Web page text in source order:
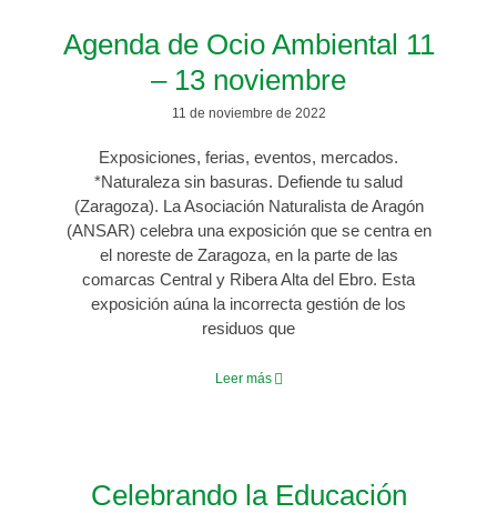
Agenda de Ocio Ambiental 11
– 13 noviembre
11 de noviembre de 2022
Exposiciones, ferias, eventos, mercados.
*Naturaleza sin basuras. Defiende tu salud
(Zaragoza). La Asociación Naturalista de Aragón
(ANSAR) celebra una exposición que se centra en
el noreste de Zaragoza, en la parte de las
comarcas Central y Ribera Alta del Ebro. Esta
exposición aúna la incorrecta gestión de los
residuos que
Leer más
Celebrando la Educación